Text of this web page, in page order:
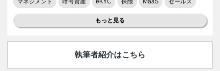
マネジメント 暗号資産 eKYC 保険 MaaS セールス
もっと見る
執筆者紹介はこちら